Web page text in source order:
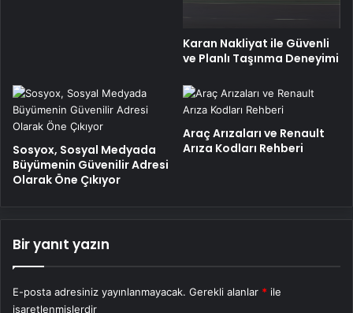
Karan Nakliyat ile Güvenli
ve Planlı Taşınma Deneyimi
Sosyox, Sosyal Medyada
Büyümenin Güvenilir Adresi
Olarak Öne Çıkıyor
Araç Arızaları ve Renault
Arıza Kodları Rehberi
Bir yanıt yazın
E-posta adresiniz yayınlanmayacak. Gerekli alanlar * ile
işaretlenmişlerdir